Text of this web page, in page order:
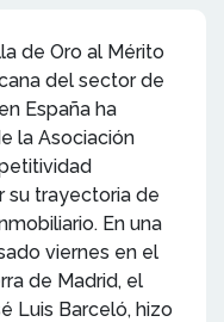
de Oro al Mérito
del sector de
España ha
la Asociación
su trayectoria de
En una
viernes en el
de Madrid, el
Luis Barceló, hizo